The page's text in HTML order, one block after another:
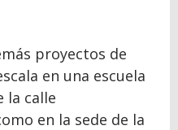
proyectos de
en una escuela
la calle
en la sede de la